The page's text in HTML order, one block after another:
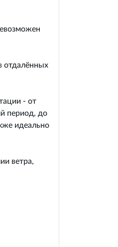
отдалённых
- от
период, до
идеально
ветра,